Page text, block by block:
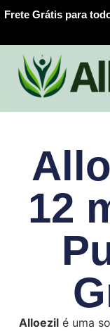
Frete Grátis para
12
Alloezilé uma